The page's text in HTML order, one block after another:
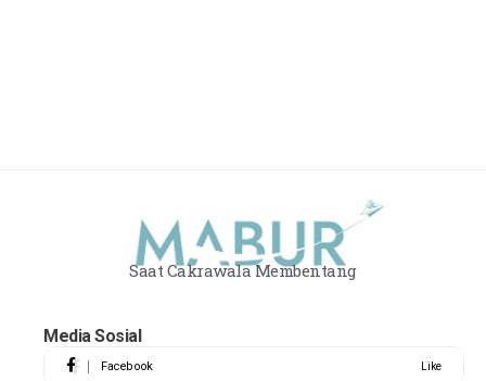
Saat Cakrawala Membentang
Media Sosial
Facebook Like